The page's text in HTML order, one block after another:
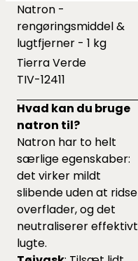
Natron -
rengøringsmiddel &
lugtfjerner - 1 kg
Tierra Verde
TIV-12411
Hvad kan du bruge
natron til?
Natron har to helt
særlige egenskaber:
det virker mildt
slibende uden at ridse
overflader, og det
neutraliserer effektivt
lugte.